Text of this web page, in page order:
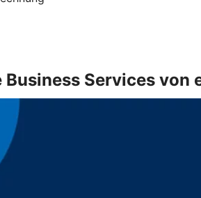
Business Services von